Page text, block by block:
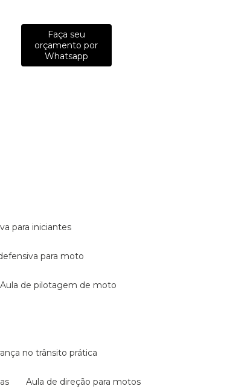
Faça seu
orçamento por
Whatsapp
para iniciantes
para moto
aula de pilotagem de moto
no trânsito prática
aula de direção para motos